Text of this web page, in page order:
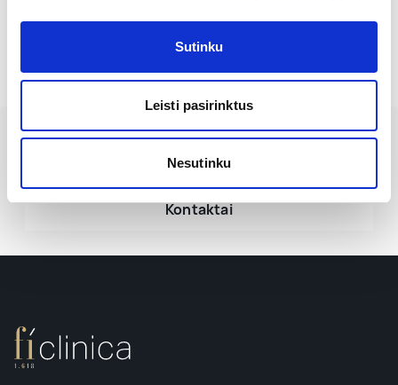
Sutinku
Leisti pasirinktus
Nesutinku
injection techniques training on face aesthetics“.
Kontaktai